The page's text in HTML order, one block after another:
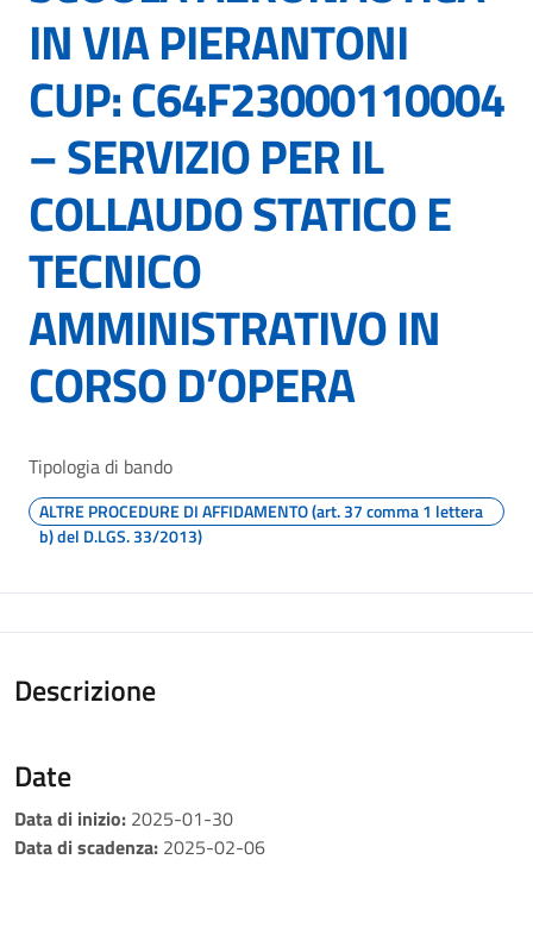
IN VIA PIERANTONI
CUP: C64F23000110004
– SERVIZIO PER IL
COLLAUDO STATICO E
TECNICO
AMMINISTRATIVO IN
CORSO D’OPERA
Tipologia di bando
ALTRE PROCEDURE DI AFFIDAMENTO (art. 37 comma 1 lettera
b) del D.LGS. 33/2013)
Descrizione
Date
Data di inizio: 2025-01-30
Data di scadenza: 2025-02-06